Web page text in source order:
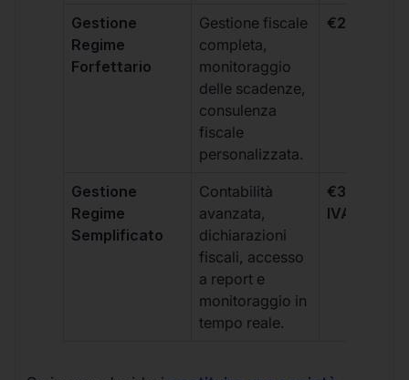
Gestione
Regime
Forfettario
Gestione fiscale
completa,
monitoraggio
delle scadenze,
consulenza
fiscale
personalizzata.
€264 +
Gestione
Regime
Semplificato
Contabilità
avanzata,
dichiarazioni
fiscali, accesso
a report e
monitoraggio in
tempo reale.
€333 +
IVA/